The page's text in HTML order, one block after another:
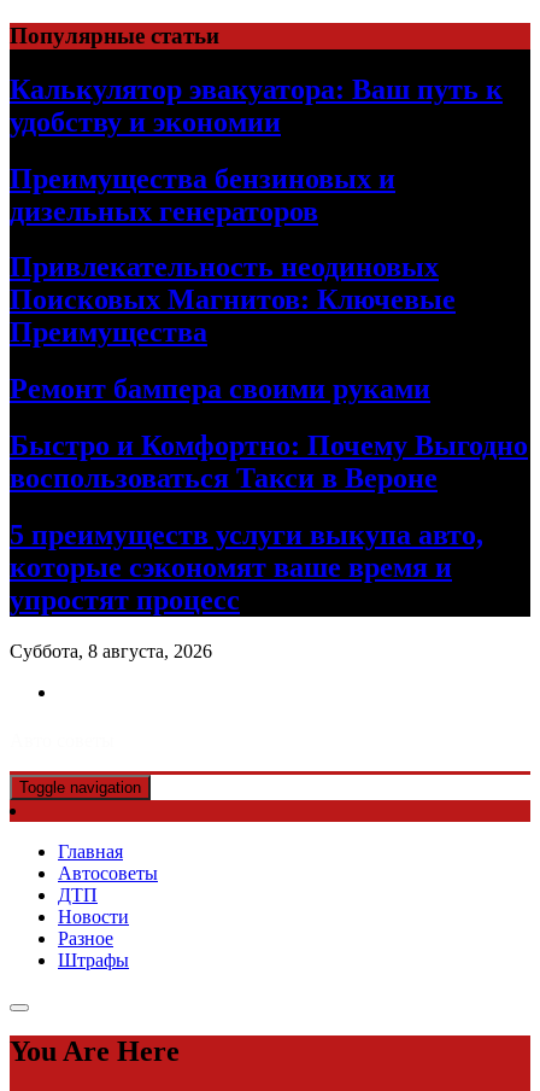
Skip
to
content
Популярные статьи
Калькулятор эвакуатора: Ваш путь к
удобству и экономии
Преимущества бензиновых и
дизельных генераторов
Привлекательность неодиновых
Поисковых Магнитов: Ключевые
Преимущества
Ремонт бампера своими руками
Быстро и Комфортно: Почему Выгодно
воспользоваться Такси в Вероне
5 преимуществ услуги выкупа авто,
которые сэкономят ваше время и
упростят процесс
Суббота, 8 августа, 2026
Toggle navigation
Главная
Автосоветы
ДТП
Новости
Разное
Штрафы
You Are Here